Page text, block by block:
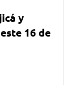
y
16 de